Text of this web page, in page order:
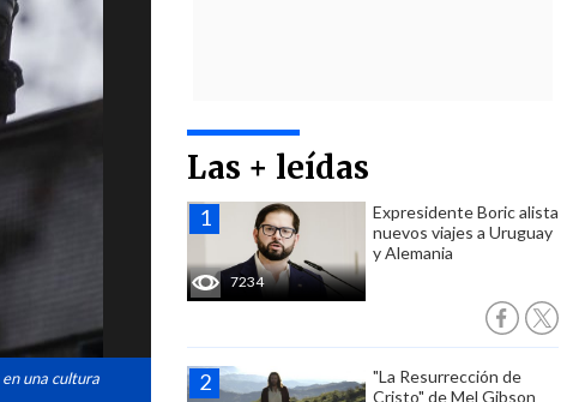
una cultura
Las + leídas
7234
Expresidente Boric alista
nuevos viajes a Uruguay
y Alemania
"La Resurrección de
Cristo" de Mel Gibson